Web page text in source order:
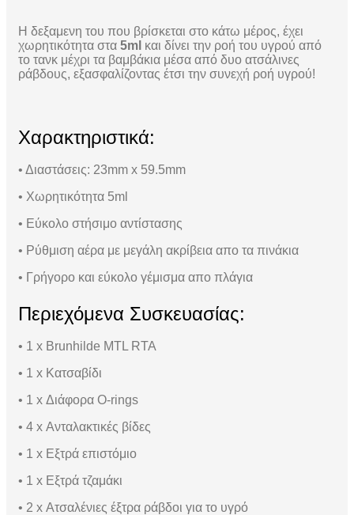
Η δεξαμενη του που βρίσκεται στο κάτω μέρος, έχει
χωρητικότητα στα 5ml και δίνει την ροή του υγρού από
το τανκ μέχρι τα βαμβάκια μέσα από δυο ατσάλινες
ράβδους, εξασφαλίζοντας έτσι την συνεχή ροή υγρού!
Χαρακτηριστικά:
• Διαστάσεις: 23mm x 59.5mm
• Χωρητικότητα 5ml
• Εύκολο στήσιμο αντίστασης
• Ρύθμιση αέρα με μεγάλη ακρίβεια απο τα πινάκια
• Γρήγορο και εύκολο γέμισμα απο πλάγια
Περιεχόμενα Συσκευασίας:
• 1 x Brunhilde MTL RTA
• 1 x Κατσαβίδι
• 1 x Διάφορα O-rings
• 4 x Ανταλακτικές βίδες
• 1 x Eξτρά επιστόμιο
• 1 x Eξτρά τζαμάκι
• 2 x Ατσαλένιες έξτρα ράβδοι για το υγρό